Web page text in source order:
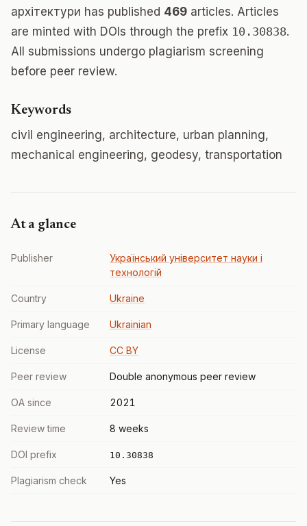
архітектури has published 469 articles. Articles
are minted with DOIs through the prefix 10.30838.
All submissions undergo plagiarism screening
before peer review.
Keywords
civil engineering, architecture, urban planning,
mechanical engineering, geodesy, transportation
At a glance
Publisher
Український університет науки і
технологій
Country Ukraine
Primary language Ukrainian
License CC BY
Peer review Double anonymous peer review
OA since 2021
Review time 8 weeks
DOI prefix 10.30838
Plagiarism check Yes